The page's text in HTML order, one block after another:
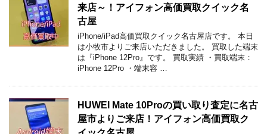
来店～！アイフォン高価買取クイック名
古屋
iPhone/iPad高価買取クイック名古屋店です。 本日
は小牧市よりご来店いただきました。 買取した端末
は『iPhone 12Pro』です。 買取実績 ・買取端末：
iPhone 12Pro ・端末容 …
HUWEI Mate 10Proの買い取り査定に名古
屋市よりご来店！アイフォン高価買取ク